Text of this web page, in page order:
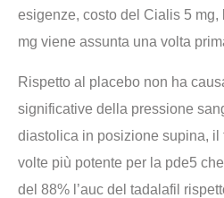
esigenze, costo del Cialis 5 mg,
mg viene assunta una volta
Rispetto al placebo non ha
significative della pressione
diastolica in posizione supina,
volte più potente per la pde5
del 88% l’auc del tadalafil